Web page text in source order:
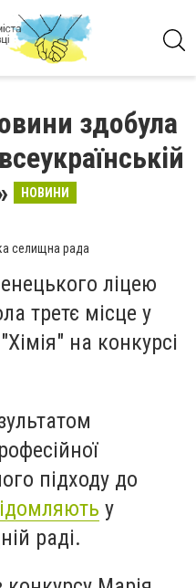
здобула
НОВИНИ
селищна рада
ліцею
третє місце у
на конкурсі
підходу до
у
раді.